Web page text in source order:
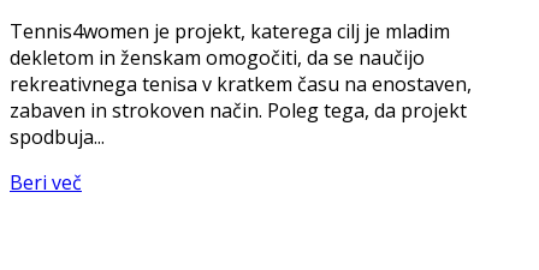
Tennis4women je projekt, katerega cilj je mladim
dekletom in ženskam omogočiti, da se naučijo
rekreativnega tenisa v kratkem času na enostaven,
zabaven in strokoven način. Poleg tega, da projekt
spodbuja...
Beri več